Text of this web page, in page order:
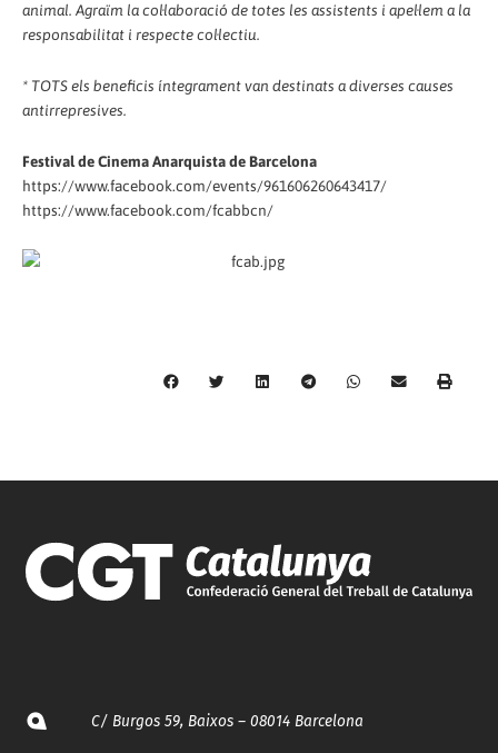
animal. Agraïm la col·laboració de totes les assistents i apel·lem a la
responsabilitat i respecte col·lectiu.
* TOTS els beneficis íntegrament van destinats a diverses causes
antirrepresives.
Festival de Cinema Anarquista de Barcelona
https://www.facebook.com/events/961606260643417/
https://www.facebook.com/fcabbcn/
C/ Burgos 59, Baixos – 08014 Barcelona